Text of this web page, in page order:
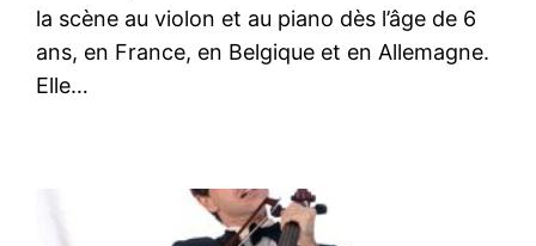
la scène au violon et au piano dès l’âge de 6
ans, en France, en Belgique et en Allemagne.
Elle…